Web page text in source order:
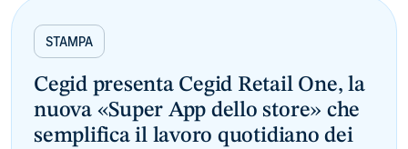
STAMPA
Cegid presenta Cegid Retail One, la
nuova «Super App dello store» che
semplifica il lavoro quotidiano dei